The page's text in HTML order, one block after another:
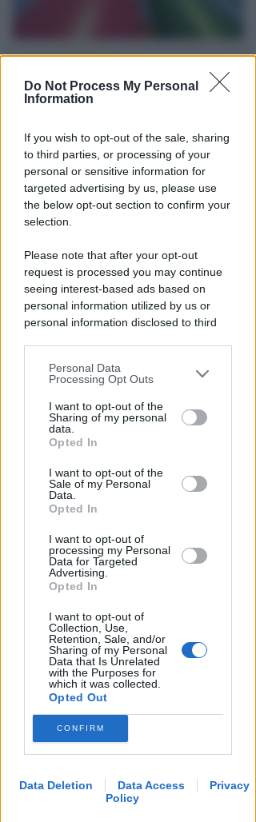
Do Not Process My Personal
Information
If you wish to opt-out of the sale, sharing
to third parties, or processing of your
personal or sensitive information for
targeted advertising by us, please use
the below opt-out section to confirm your
selection.
Please note that after your opt-out
request is processed you may continue
seeing interest-based ads based on
personal information utilized by us or
personal information disclosed to third
You may separately opt-out of the further
disclosure of your personal information
by third parties on the IAB’s list of
downstream participants.
by us to third parties on the IAB’s List of
Downstream Participants that may
further disclose it to other third parties.
Personal Data
Processing Opt Outs
I want to opt-out of the
Sharing of my personal
data.
Opted In
I want to opt-out of the
Sale of my Personal
Data.
Opted In
I want to opt-out of
processing my Personal
Data for Targeted
Advertising.
Opted In
I want to opt-out of
Collection, Use,
Retention, Sale, and/or
Sharing of my Personal
Data that Is Unrelated
with the Purposes for
which it was collected.
Opted Out
CONFIRM
Data Deletion Data Access
Privacy
Policy
Stipendi, forniture, tributi. 145
milioni distribuiti da Hera nel
Redazione
RICHIESTA SPIEGAZIONI
Post razzista legato a Riccione
su un canale a nome Lega. La
sindaca: gravissimo
Redazione
Borseggi sul Metromare, ladri
arrestati grazie all'occhio
esperto di un agente
Lamberto Abbati